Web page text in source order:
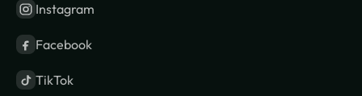
Instagram
Facebook
TikTok